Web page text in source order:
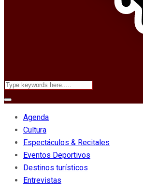
Agenda
Cultura
Espectáculos & Recitales
Eventos Deportivos
Destinos turísticos
Entrevistas